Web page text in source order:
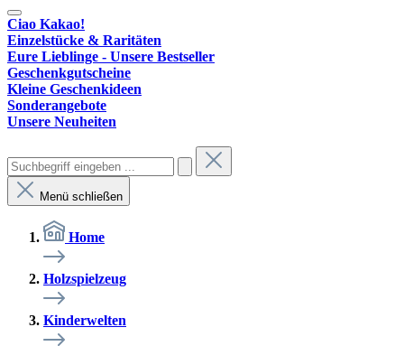
Ciao Kakao!
Einzelstücke & Raritäten
Eure Lieblinge - Unsere Bestseller
Geschenkgutscheine
Kleine Geschenkideen
Sonderangebote
Unsere Neuheiten
Menü schließen
Home
Holzspielzeug
Kinderwelten